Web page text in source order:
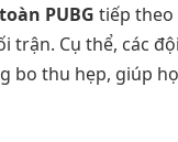
PUBG tiếp theo
Cụ thể, các
bo thu hẹp, giúp